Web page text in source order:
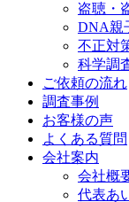
盗聴・
DNA親
不正対
科学調
ご依頼の流れ
調査事例
お客様の声
よくある質問
会社案内
会社概
代表あ